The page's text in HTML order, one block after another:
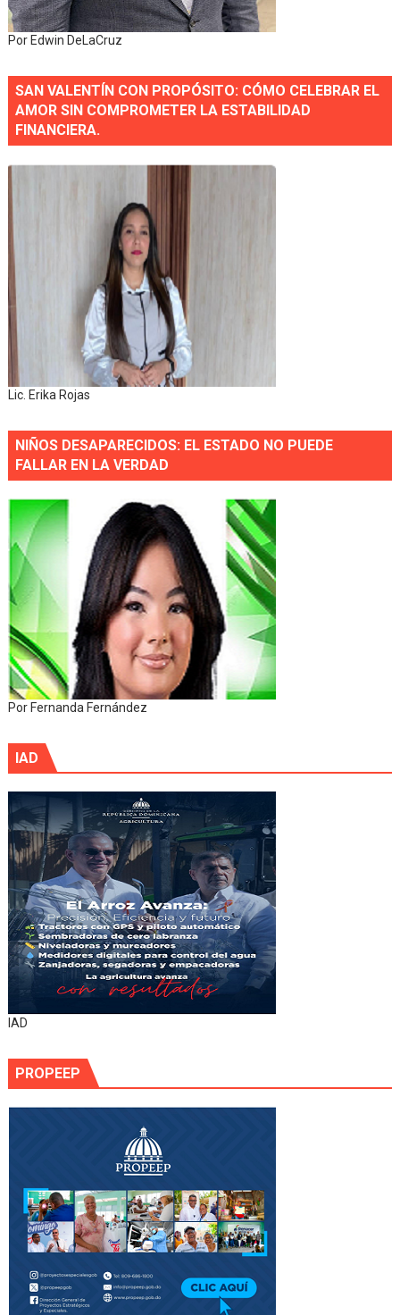
Por Edwin DeLaCruz
SAN VALENTÍN CON PROPÓSITO: CÓMO CELEBRAR EL
AMOR SIN COMPROMETER LA ESTABILIDAD
FINANCIERA.
Lic. Erika Rojas
NIÑOS DESAPARECIDOS: EL ESTADO NO PUEDE
FALLAR EN LA VERDAD
Por Fernanda Fernández
IAD
IAD
PROPEEP